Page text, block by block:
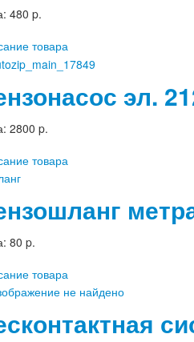
480 p.
товара
эл.
2800 p.
товара
80 p.
товара